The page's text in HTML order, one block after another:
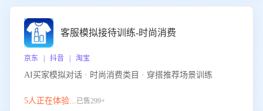
客服模拟接待训练-时尚消费
京东 | 抖音 | 淘宝
AI买家模拟对话 · 时尚消费类目 · 穿搭推荐场景训练
5人正在体验...已售299+